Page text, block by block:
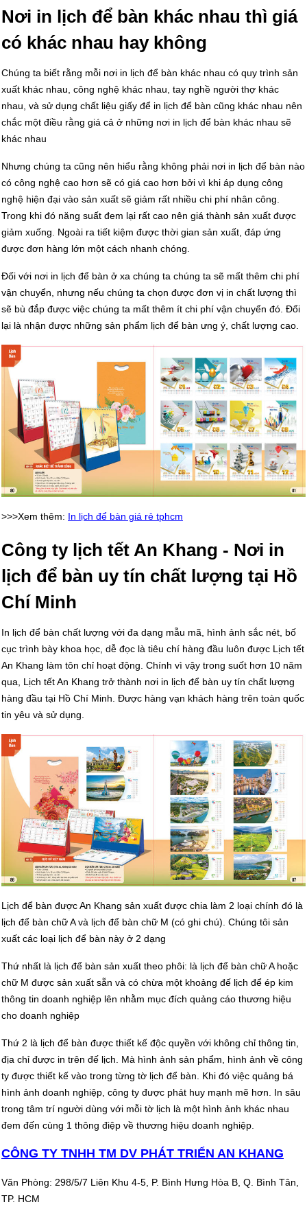
Nơi in lịch để bàn khác nhau thì giá
có khác nhau hay không
Chúng ta biết rằng mỗi nơi in lịch để bàn khác nhau có quy trình sản
xuất khác nhau, công nghệ khác nhau, tay nghề người thợ khác
nhau, và sử dụng chất liệu giấy để in lịch để bàn cũng khác nhau nên
chắc một điều rằng giá cả ở những nơi in lịch để bàn khác nhau sẽ
khác nhau
Nhưng chúng ta cũng nên hiểu rằng không phải nơi in lịch để bàn nào
có công nghệ cao hơn sẽ có giá cao hơn bởi vì khi áp dụng công
nghệ hiện đại vào sản xuất sẽ giảm rất nhiều chi phí nhân công.
Trong khi đó năng suất đem lại rất cao nên giá thành sản xuất được
giảm xuống. Ngoài ra tiết kiệm được thời gian sản xuất, đáp ứng
được đơn hàng lớn một cách nhanh chóng.
Đối với nơi in lịch để bàn ở xa chúng ta chúng ta sẽ mất thêm chi phí
vận chuyển, nhưng nếu chúng ta chọn được đơn vị in chất lượng thì
sẽ bù đắp được việc chúng ta mất thêm ít chi phí vận chuyển đó. Đổi
lại là nhận được những sản phẩm lịch để bàn ưng ý, chất lượng cao.
>>>Xem thêm: In lịch để bàn giá rẻ tphcm
Công ty lịch tết An Khang - Nơi in
lịch để bàn uy tín chất lượng tại Hồ
Chí Minh
In lịch để bàn chất lượng với đa dạng mẫu mã, hình ảnh sắc nét, bố
cục trình bày khoa học, dễ đọc là tiêu chí hàng đầu luôn được Lịch tết
An Khang làm tôn chỉ hoạt động. Chính vì vậy trong suốt hơn 10 năm
qua, Lịch tết An Khang trở thành nơi in lịch để bàn uy tín chất lượng
hàng đầu tại Hồ Chí Minh. Được hàng vạn khách hàng trên toàn quốc
tin yêu và sử dụng.
Lịch để bàn được An Khang sản xuất được chia làm 2 loại chính đó là
lịch để bàn chữ A và lịch để bàn chữ M (có ghi chú). Chúng tôi sản
xuất các loại lịch để bàn này ở 2 dạng
Thứ nhất là lịch để bàn sản xuất theo phôi: là lịch để bàn chữ A hoặc
chữ M được sản xuất sẵn và có chừa một khoảng đế lịch để ép kim
thông tin doanh nghiệp lên nhằm mục đích quảng cáo thương hiệu
cho doanh nghiệp
Thứ 2 là lịch để bàn được thiết kế độc quyền với không chỉ thông tin,
địa chỉ được in trên đế lịch. Mà hình ảnh sản phẩm, hình ảnh về công
ty được thiết kế vào trong từng tờ lịch để bàn. Khi đó việc quảng bá
hình ảnh doanh nghiệp, công ty được phát huy mạnh mẽ hơn. In sâu
trong tâm trí người dùng với mỗi tờ lịch là một hình ảnh khác nhau
đem đến cùng 1 thông điệp về thương hiệu doanh nghiệp.
CÔNG TY TNHH TM DV PHÁT TRIỂN AN KHANG
Văn Phòng: 298/5/7 Liên Khu 4-5, P. Bình Hưng Hòa B, Q. Bình Tân,
TP. HCM